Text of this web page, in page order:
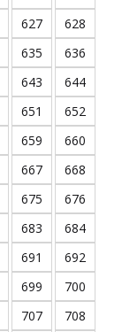
627
628
635
636
643
644
651
652
659
660
667
668
675
676
683
684
691
692
699
700
707
708